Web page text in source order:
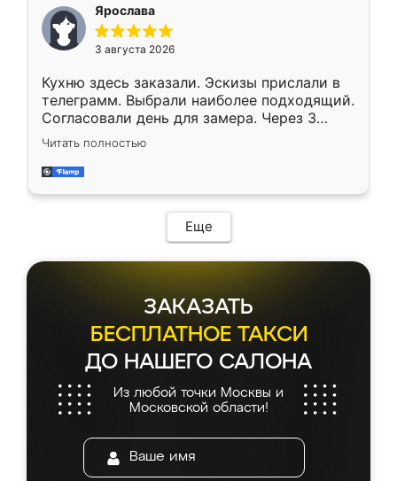
Ярослава
3 августа 2026
Кухню здесь заказали. Эскизы прислали в
телеграмм. Выбрали наиболее подходящий.
Согласовали день для замера. Через 3
недели кухня была уже готова. Остались
довольны работой. Спасибо Ренессанс
мебель за качественную работу!
Читать полностью
Еще
ЗАКАЗАТЬ
БЕСПЛАТНОЕ ТАКСИ
ДО НАШЕГО САЛОНА
Из любой точки Москвы и
Московской области!